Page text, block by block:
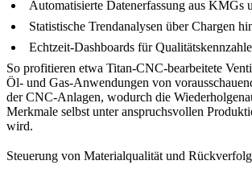
Automatisierte Datenerfassung aus KMGs
Statistische Trendanalysen über Chargen
Echtzeit-Dashboards für
So profitieren etwa Titan-CNC-bearbeitete
Öl- und Gas-Anwendungen von
der CNC-Anlagen, wodurch die
Merkmale selbst unter anspruchsvollen
wird.
Steuerung von Materialqualität und